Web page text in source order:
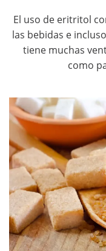
El uso de eritritol
las bebidas e
tiene muchas
como